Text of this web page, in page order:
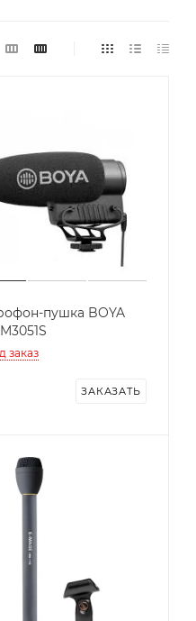
пушка BOYA
заказ
ЗАКАЗАТЬ